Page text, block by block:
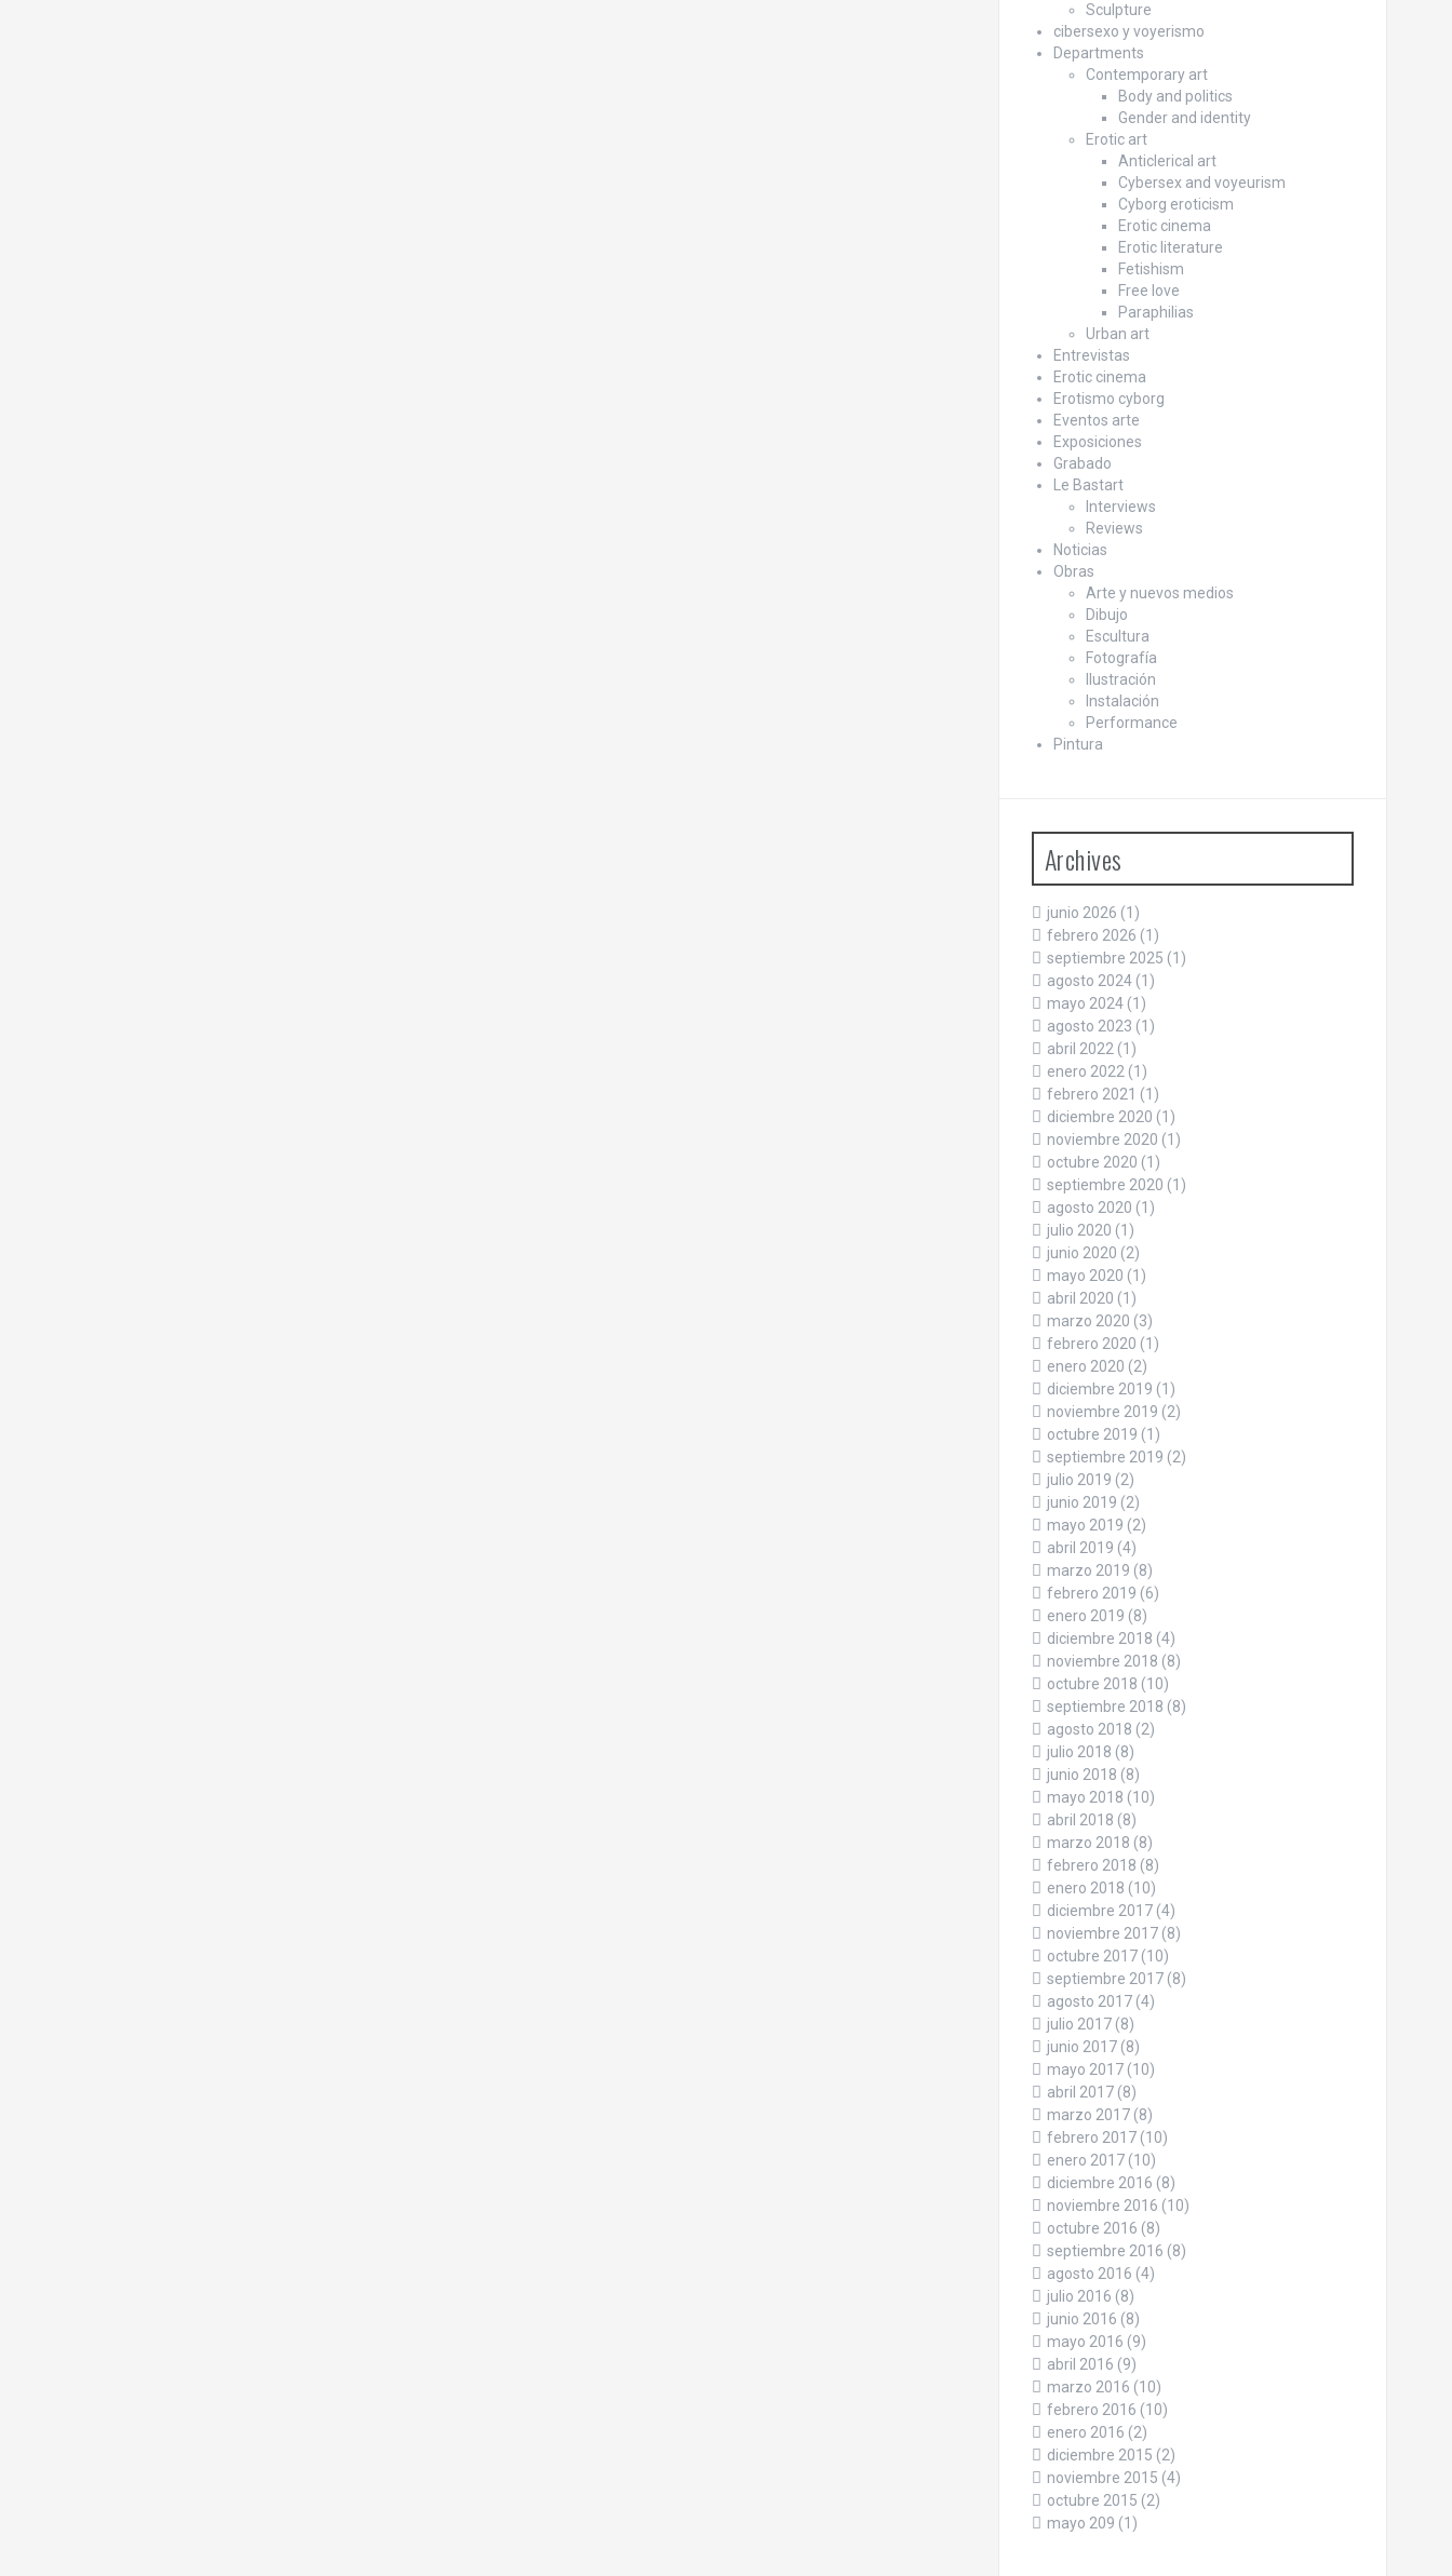
Sculpture
cibersexo y voyerismo
Departments
Contemporary art
Body and politics
Gender and identity
Erotic art
Anticlerical art
Cybersex and voyeurism
Cyborg eroticism
Erotic cinema
Erotic literature
Fetishism
Free love
Paraphilias
Urban art
Entrevistas
Erotic cinema
Erotismo cyborg
Eventos arte
Exposiciones
Grabado
Le Bastart
Interviews
Reviews
Noticias
Obras
Arte y nuevos medios
Dibujo
Escultura
Fotografía
Ilustración
Instalación
Performance
Pintura
Archives
junio 2026 (1)
febrero 2026 (1)
septiembre 2025 (1)
agosto 2024(1)
mayo 2024(1)
agosto 2023 (1)
abril 2022(1)
enero 2022(1)
febrero 2021 (1)
diciembre 2020 (1)
noviembre 2020 (1)
octubre 2020 (1)
septiembre 2020 (1)
agosto 2020 (1)
julio 2020 (1)
junio 2020 (2)
mayo 2020 (1)
abril 2020 (1)
marzo 2020 (3)
febrero 2020 (1)
enero 2020 (2)
diciembre 2019 (1)
noviembre 2019 (2)
octubre 2019 (1)
septiembre 2019 (2)
julio 2019 (2)
junio 2019 (2)
mayo 2019 (2)
abril 2019 (4)
marzo 2019 (8)
febrero 2019 (6)
enero 2019 (8)
diciembre 2018 (4)
noviembre 2018 (8)
octubre 2018 (10)
septiembre 2018 (8)
agosto 2018 (2)
julio 2018 (8)
junio 2018 (8)
mayo 2018 (10)
abril 2018 (8)
marzo 2018 (8)
febrero 2018 (8)
enero 2018 (10)
diciembre 2017(4)
noviembre 2017(8)
octubre 2017(10)
septiembre 2017(8)
agosto 2017(4)
julio 2017(8)
junio 2017(8)
mayo 2017(10)
abril 2017(8)
marzo 2017(8)
febrero 2017(10)
enero 2017(10)
diciembre 2016 (8)
noviembre 2016 (10)
octubre 2016 (8)
septiembre 2016 (8)
agosto 2016 (4)
julio 2016 (8)
junio 2016 (8)
mayo 2016 (9)
abril 2016 (9)
marzo 2016 (10)
febrero 2016 (10)
enero 2016 (2)
diciembre 2015 (2)
noviembre 2015 (4)
octubre 2015 (2)
mayo 209 (1)